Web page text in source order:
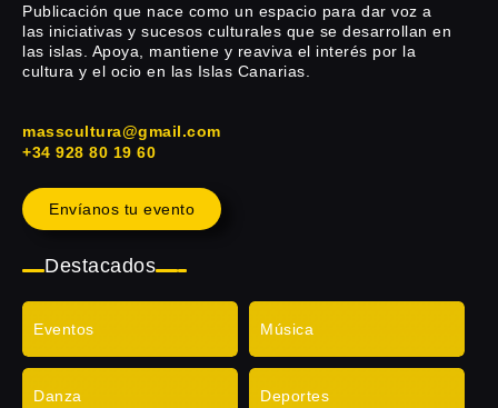
Publicación que nace como un espacio para dar voz a
las iniciativas y sucesos culturales que se desarrollan en
las islas. Apoya, mantiene y reaviva el interés por la
cultura y el ocio en las Islas Canarias.
masscultura@gmail.com
+34 928 80 19 60
Envíanos tu evento
Destacados
Eventos Música
Danza Deportes